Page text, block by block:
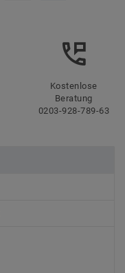
Kostenlose
Beratung
0203-928-789-63